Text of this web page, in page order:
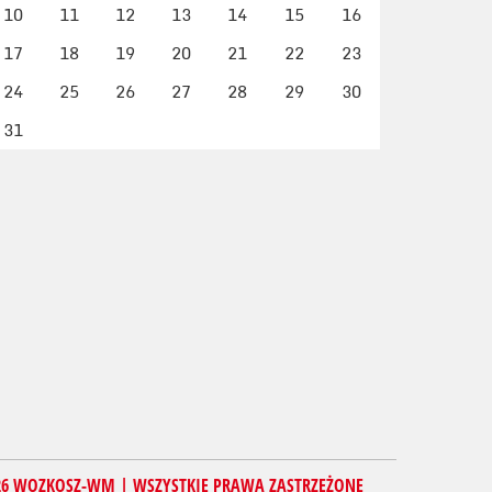
10 11 12 13 14 15
16
17
18 19 20 21 22
23
24
25 26 27 28 29
30
31
WOZKOSZ-WM | WSZYSTKIE PRAWA ZASTRZEŻONE